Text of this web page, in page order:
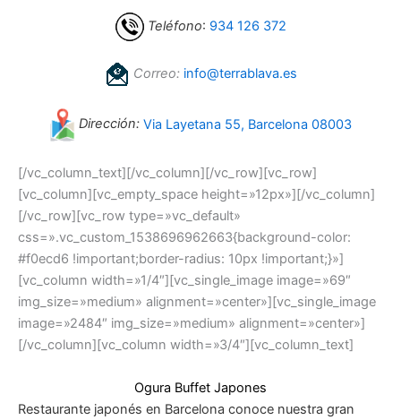
Teléfono: 934 126 372
Correo: info@terrablava.es
Dirección: Via Layetana 55, Barcelona 08003
[/vc_column_text][/vc_column][/vc_row][vc_row]
[vc_column][vc_empty_space height=»12px»][/vc_column]
[/vc_row][vc_row type=»vc_default»
css=».vc_custom_1538696962663{background-color:
#f0ecd6 !important;border-radius: 10px !important;}»]
[vc_column width=»1/4″][vc_single_image image=»69″
img_size=»medium» alignment=»center»][vc_single_image
image=»2484″ img_size=»medium» alignment=»center»]
[/vc_column][vc_column width=»3/4″][vc_column_text]
Ogura Buffet Japones
Restaurante japonés en Barcelona conoce nuestra gran